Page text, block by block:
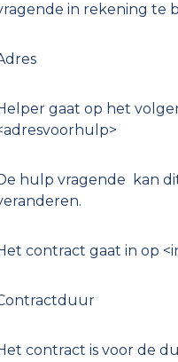
in rekening te
gaat op het
hulp vragende kan
contract gaat in op
contract is voor de